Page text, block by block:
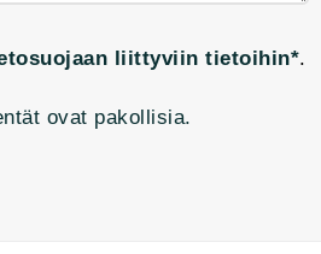
liittyviin tietoihin*.
ovat pakollisia.